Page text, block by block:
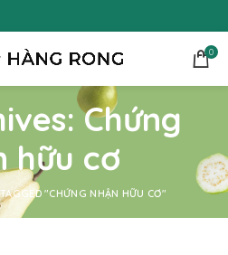
0
Chứng
hữu cơ
TAGGED "CHỨNG NHẬN HỮU CƠ"